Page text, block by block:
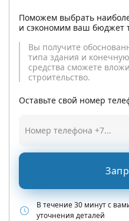
Поможем выбрать
и сэкономим ваш бюджет
Вы получите
типа здания и
средства сможете
строительство.
Оставьте свой номер
В течение 30 минут с
уточнения деталей